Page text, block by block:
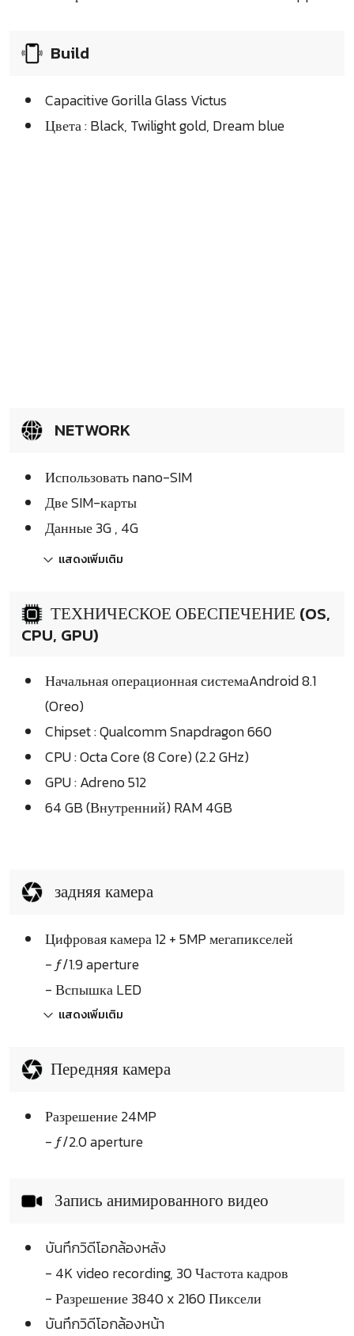
Build
Capacitive Gorilla Glass Victus
Цвета : Black, Twilight gold, Dream blue
NETWORK
Использовать nano-SIM
Две SIM-карты
Данные 3G , 4G
แสดงเพิ่มเติม
ТЕХНИЧЕСКОЕ ОБЕСПЕЧЕНИЕ (OS,
CPU, GPU)
Начальная операционная системаAndroid 8.1
(Oreo)
Chipset : Qualcomm Snapdragon 660
CPU : Octa Core (8 Core) (2.2 GHz)
GPU : Adreno 512
64 GB (Внутренний) RAM 4GB
задняя камера
Цифровая камера 12 + 5MP мегапикселей
- ƒ/1.9 aperture
- Вспышка LED
แสดงเพิ่มเติม
Передняя камера
Разрешение 24MP
- ƒ/2.0 aperture
Запись анимированного видео
บันทึกวิดีโอกล้องหลัง
- 4K video recording, 30 Частота кадров
- Разрешение 3840 x 2160 Пиксели
บันทึกวิดีโอกล้องหน้า